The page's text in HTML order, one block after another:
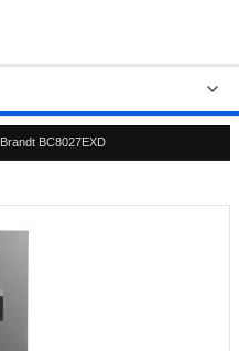
RÉFRIGÉRATEUR-CONGÉLATEUR
Brandt BC8027EXD